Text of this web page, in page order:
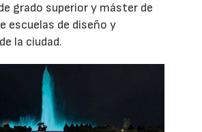
grado superior y máster de
escuelas de diseño y
la ciudad.